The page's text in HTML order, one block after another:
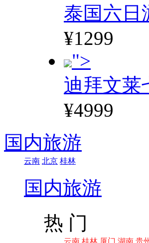
泰国六日
¥1299
">
迪拜文莱
¥4999
国内旅游
云南 北京 桂林
国内旅游
热 门
云南 桂林 厦门 湖南 贵